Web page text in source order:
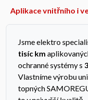
Aplikace vnitřního i
Jsme elektro
tisíc km
ochranné systémy s
Vlastníme výrobu
topných